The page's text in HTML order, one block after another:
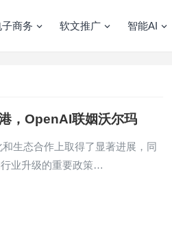
子商务 软文推广 智能AI
，OpenAI联姻沃尔玛
生态合作上取得了显著进展，同
业升级的重要政策…